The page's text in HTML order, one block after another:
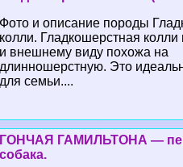
Фото и описание породы
колли. Гладкошерстная колли
и внешнему виду похожа на
длинношерстную. Это
для семьи....
ГОНЧАЯ ГАМИЛЬТОНА —
собака.